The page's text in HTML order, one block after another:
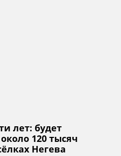
лет: будет
120 тысяч
Негева